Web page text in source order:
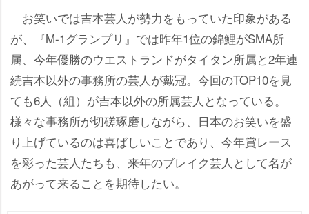
お笑いでは吉本芸人が勢力をもっていた印象がある
が、『M-1グランプリ』では昨年1位の錦鯉がSMA所
属、今年優勝のウエストランドがタイタン所属と2年連
続吉本以外の事務所の芸人が戴冠。今回のTOP10を見
ても6人（組）が吉本以外の所属芸人となっている。
様々な事務所が切磋琢磨しながら、日本のお笑いを盛
り上げているのは喜ばしいことであり、今年賞レース
を彩った芸人たちも、来年のブレイク芸人として名が
あがって来ることを期待したい。